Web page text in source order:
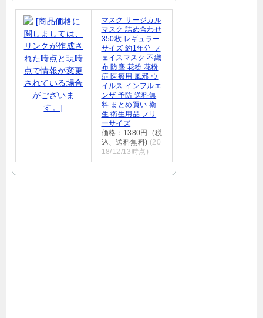
マスク サージカル
マスク 詰め合わせ
350枚 レギュラー
サイズ 約1年分 フ
ェイスマスク 不織
布 防塵 花粉 花粉
症 医療用 風邪 ウ
イルス インフルエ
ンザ 予防 送料無
料 まとめ買い 衛
生 衛生用品 フリ
ーサイズ
価格：1380円（税
込、送料無料) (20
18/12/13時点)